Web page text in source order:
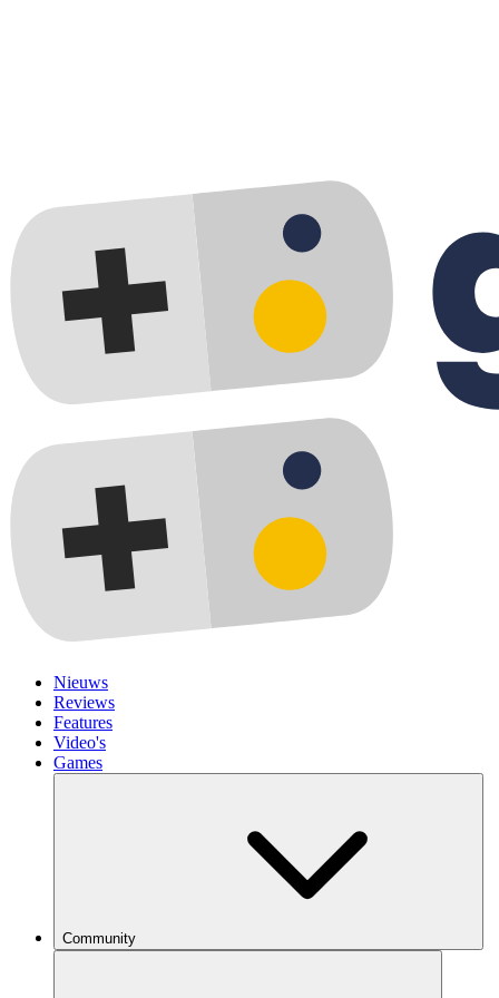
Nieuws
Reviews
Features
Video's
Games
Community